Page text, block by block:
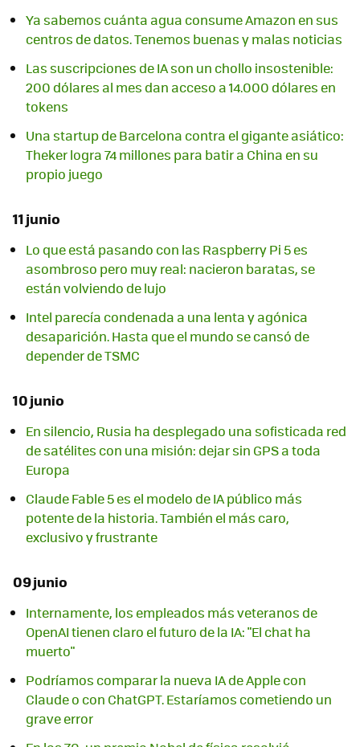
Ya sabemos cuánta agua consume Amazon en sus
centros de datos. Tenemos buenas y malas noticias
Las suscripciones de IA son un chollo insostenible:
200 dólares al mes dan acceso a 14.000 dólares en
tokens
Una startup de Barcelona contra el gigante asiático:
Theker logra 74 millones para batir a China en su
propio juego
11 junio
Lo que está pasando con las Raspberry Pi 5 es
asombroso pero muy real: nacieron baratas, se
están volviendo de lujo
Intel parecía condenada a una lenta y agónica
desaparición. Hasta que el mundo se cansó de
depender de TSMC
10 junio
En silencio, Rusia ha desplegado una sofisticada red
de satélites con una misión: dejar sin GPS a toda
Europa
Claude Fable 5 es el modelo de IA público más
potente de la historia. También el más caro,
exclusivo y frustrante
09 junio
Internamente, los empleados más veteranos de
OpenAI tienen claro el futuro de la IA: "El chat ha
muerto"
Podríamos comparar la nueva IA de Apple con
Claude o con ChatGPT. Estaríamos cometiendo un
grave error